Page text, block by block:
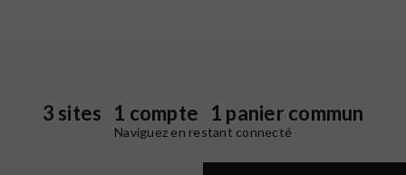
3 sites 1 compte 1 panier commun
Naviguez en restant connecté